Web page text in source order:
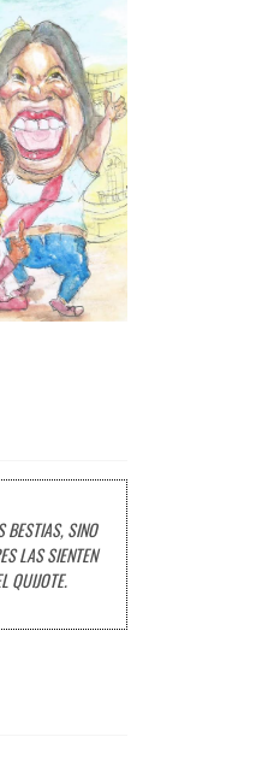
BESTIAS, SINO
LAS SIENTEN
QUIJOTE.